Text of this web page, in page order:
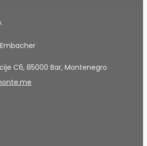
C6, 85000 Bar, Montenegro